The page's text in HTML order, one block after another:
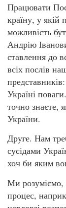
Працювати
країну, у якій
можливість
Андрію
ставлення до
всіх послів
Україні
точно знаєте,
України.
Друге. Нам
сусідами
хоч би яким
Ми розуміємо,
процес,